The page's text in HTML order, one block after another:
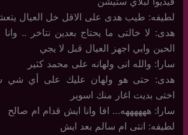
لطيفه: طيب هدى على الاقل خل العيال
هدى: لا خالتى ما يحتاج بعدين نتاخر ..
الحين وابي اجهز العيال قبل لا يجي
سارا: والله انى ولهانه على محمد كثير
هدى: حتى هو ولهان عليك على أي شي
اختى بديت اغار منك اسوير
سارا: ههههههه… افا وانا ايش قدام ام صالح
لطيفه: انتى ام سالم بعد ايش